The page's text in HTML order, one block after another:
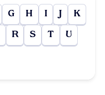
G H I J K
R S T U